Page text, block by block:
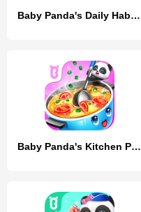
Baby Panda's Daily Habits
Baby Panda's Kitchen Party